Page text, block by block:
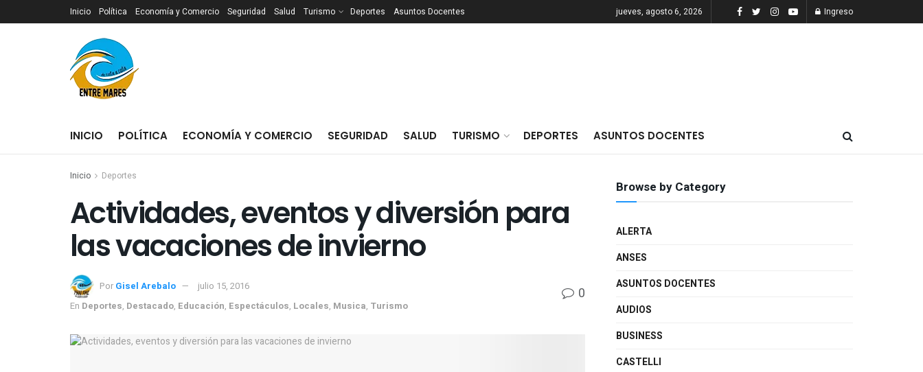
Inicio Política Economía y Comercio Seguridad Salud Turismo Deportes Asuntos Docentes jueves, agosto 6, 2026 Ingreso
INICIO POLÍTICA ECONOMÍA Y COMERCIO SEGURIDAD SALUD TURISMO DEPORTES ASUNTOS DOCENTES
Inicio Deportes
Actividades, eventos y diversión para
las vacaciones de invierno
Por Gisel Arebalo
julio 15, 2016
En Deportes, Destacado, Educación, Espectáculos, Locales, Musica, Turismo
0
Browse by Category
ALERTA
ANSES
ASUNTOS DOCENTES
AUDIOS
BUSINESS
CASTELLI